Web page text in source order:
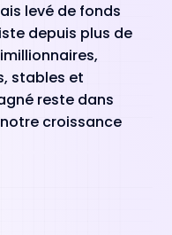
levé de fonds
depuis plus de
stables et
reste dans
croissance